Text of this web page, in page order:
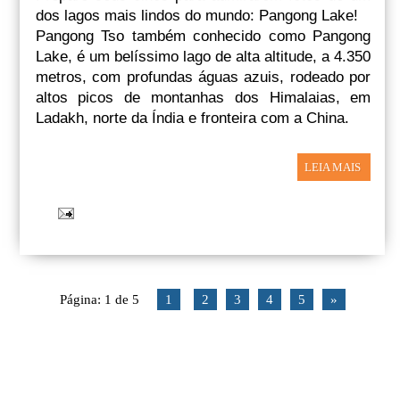
dos lagos mais lindos do mundo: Pangong Lake!
Pangong Tso também conhecido como Pangong
Lake, é um belíssimo lago de alta altitude, a 4.350
metros, com profundas águas azuis, rodeado por
altos picos de montanhas dos Himalaias, em
Ladakh, norte da Índia e fronteira com a China.
LEIA MAIS
Página: 1 de 5 1 2 3 4 5 »